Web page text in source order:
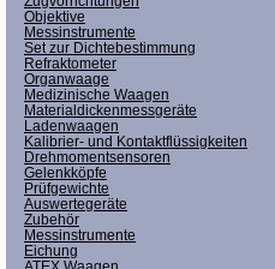
Objektive
Messinstrumente
Set zur Dichtebestimmung
Refraktometer
Organwaage
Medizinische Waagen
Materialdickenmessgeräte
Ladenwaagen
Kalibrier- und Kontaktflüssigkeiten
Drehmomentsensoren
Gelenkköpfe
Prüfgewichte
Auswertegeräte
Zubehör
Messinstrumente
Eichung